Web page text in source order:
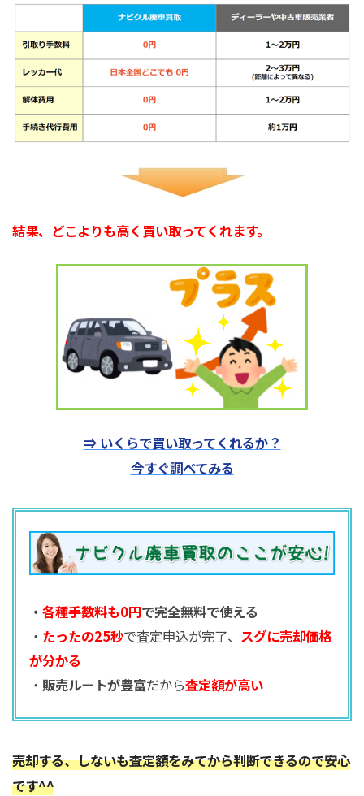
結果、どこよりも高く買い取ってくれます。
⇒ いくらで買い取ってくれるか？
今すぐ調べてみる
・各種手数料も0円で完全無料で使える
・ たったの25秒で査定申込が完了、 スグに売却価格
が分かる
・販売ルートが豊富だから査定額が高い
売却する、しないも査定額をみてから判断できるので安心
です^^